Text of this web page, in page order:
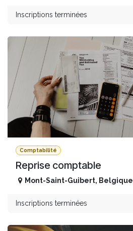
Inscriptions terminées
Comptabilité
Reprise comptable
Mont-Saint-Guibert, Belgique
Inscriptions terminées